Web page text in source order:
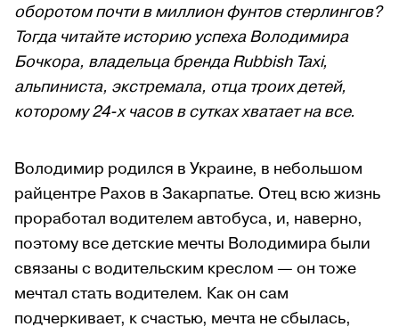
оборотом почти в миллион фунтов стерлингов?
Тогда читайте историю успеха Володимира
Бочкора, владельца бренда Rubbish Taxi,
альпиниста, экстремала, отца троих детей,
которому 24-х часов в сутках хватает на все.
Володимир родился в Украине, в небольшом
райцентре Рахов в Закарпатье. Отец всю жизнь
проработал водителем автобуса, и, наверно,
поэтому все детские мечты Володимира были
связаны с водительским креслом — он тоже
мечтал стать водителем. Как он сам
подчеркивает, к счастью, мечта не сбылась,